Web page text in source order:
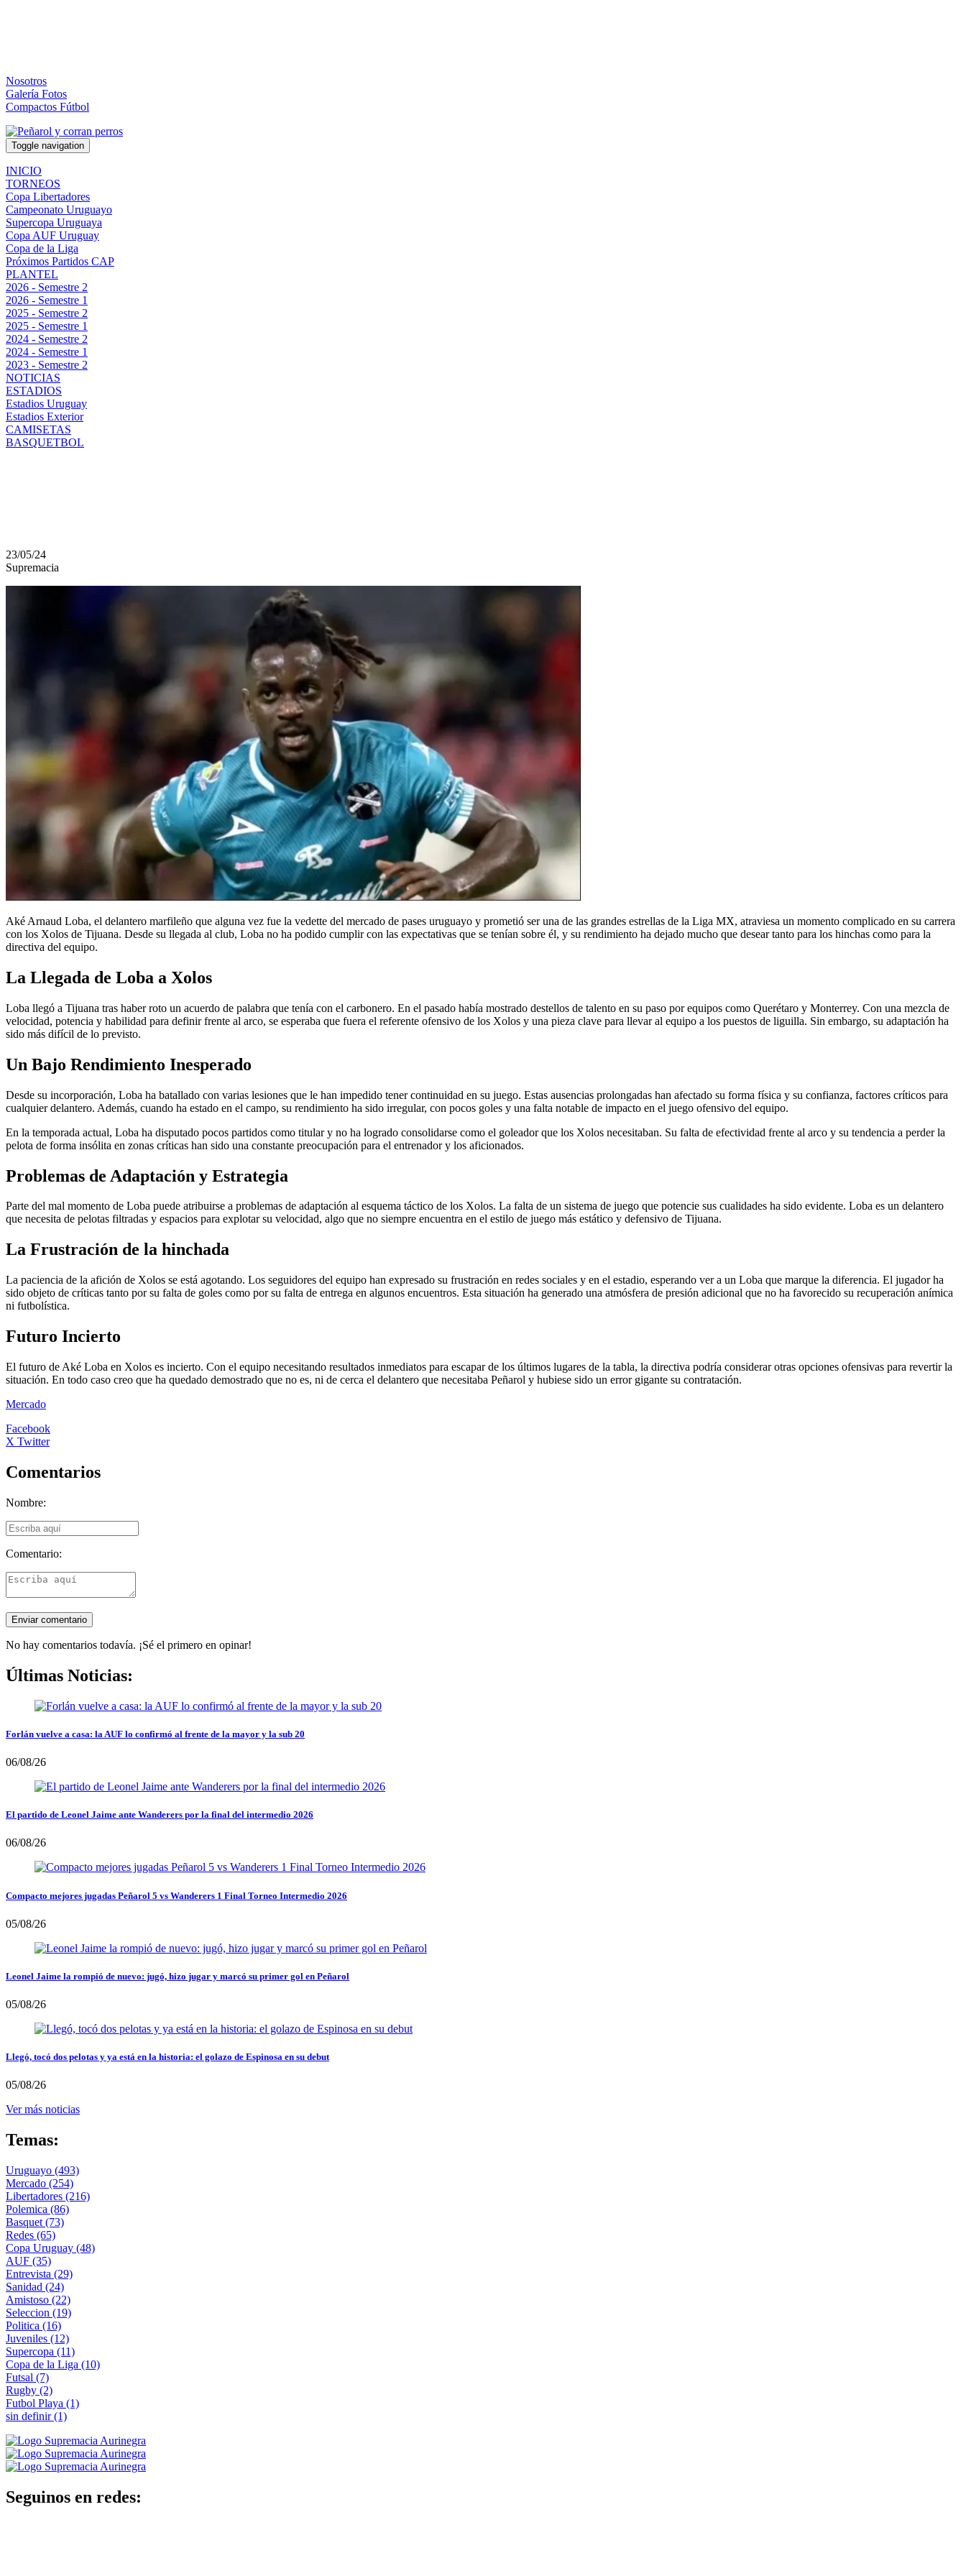
Nosotros
Galería Fotos
Compactos Fútbol
Toggle navigation
INICIO
TORNEOS
Copa Libertadores
Campeonato Uruguayo
Supercopa Uruguaya
Copa AUF Uruguay
Copa de la Liga
Próximos Partidos CAP
PLANTEL
2026 - Semestre 2
2026 - Semestre 1
2025 - Semestre 2
2025 - Semestre 1
2024 - Semestre 2
2024 - Semestre 1
2023 - Semestre 2
NOTICIAS
ESTADIOS
Estadios Uruguay
Estadios Exterior
CAMISETAS
BASQUETBOL
23/05/24
Supremacia
Aké Arnaud Loba, el delantero marfileño que alguna vez fue la vedette del mercado de pases uruguayo y prometió ser una de las grandes estrellas de la Liga MX, atraviesa un momento complicado en su carrera
con los Xolos de Tijuana. Desde su llegada al club, Loba no ha podido cumplir con las expectativas que se tenían sobre él, y su rendimiento ha dejado mucho que desear tanto para los hinchas como para la
directiva del equipo.
La Llegada de Loba a Xolos
Loba llegó a Tijuana tras haber roto un acuerdo de palabra que tenía con el carbonero. En el pasado había mostrado destellos de talento en su paso por equipos como Querétaro y Monterrey. Con una mezcla de
velocidad, potencia y habilidad para definir frente al arco, se esperaba que fuera el referente ofensivo de los Xolos y una pieza clave para llevar al equipo a los puestos de liguilla. Sin embargo, su adaptación ha
sido más difícil de lo previsto.
Un Bajo Rendimiento Inesperado
Desde su incorporación, Loba ha batallado con varias lesiones que le han impedido tener continuidad en su juego. Estas ausencias prolongadas han afectado su forma física y su confianza, factores críticos para
cualquier delantero. Además, cuando ha estado en el campo, su rendimiento ha sido irregular, con pocos goles y una falta notable de impacto en el juego ofensivo del equipo.
En la temporada actual, Loba ha disputado pocos partidos como titular y no ha logrado consolidarse como el goleador que los Xolos necesitaban. Su falta de efectividad frente al arco y su tendencia a perder la
pelota de forma insólita en zonas críticas han sido una constante preocupación para el entrenador y los aficionados.
Problemas de Adaptación y Estrategia
Parte del mal momento de Loba puede atribuirse a problemas de adaptación al esquema táctico de los Xolos. La falta de un sistema de juego que potencie sus cualidades ha sido evidente. Loba es un delantero
que necesita de pelotas filtradas y espacios para explotar su velocidad, algo que no siempre encuentra en el estilo de juego más estático y defensivo de Tijuana.
La Frustración de la hinchada
La paciencia de la afición de Xolos se está agotando. Los seguidores del equipo han expresado su frustración en redes sociales y en el estadio, esperando ver a un Loba que marque la diferencia. El jugador ha
sido objeto de críticas tanto por su falta de goles como por su falta de entrega en algunos encuentros. Esta situación ha generado una atmósfera de presión adicional que no ha favorecido su recuperación anímica
ni futbolística.
Futuro Incierto
El futuro de Aké Loba en Xolos es incierto. Con el equipo necesitando resultados inmediatos para escapar de los últimos lugares de la tabla, la directiva podría considerar otras opciones ofensivas para revertir la
situación. En todo caso creo que ha quedado demostrado que no es, ni de cerca el delantero que necesitaba Peñarol y hubiese sido un error gigante su contratación.
Mercado
Facebook
X Twitter
Comentarios
Nombre:
Comentario:
No hay comentarios todavía. ¡Sé el primero en opinar!
Últimas Noticias:
Forlán vuelve a casa: la AUF lo confirmó al frente de la mayor y la sub 20
06/08/26
El partido de Leonel Jaime ante Wanderers por la final del intermedio 2026
06/08/26
Compacto mejores jugadas Peñarol 5 vs Wanderers 1 Final Torneo Intermedio 2026
05/08/26
Leonel Jaime la rompió de nuevo: jugó, hizo jugar y marcó su primer gol en Peñarol
05/08/26
Llegó, tocó dos pelotas y ya está en la historia: el golazo de Espinosa en su debut
05/08/26
Ver más noticias
Temas:
Uruguayo (493)
Mercado (254)
Libertadores (216)
Polemica (86)
Basquet (73)
Redes (65)
Copa Uruguay (48)
AUF (35)
Entrevista (29)
Sanidad (24)
Amistoso (22)
Seleccion (19)
Politica (16)
Juveniles (12)
Supercopa (11)
Copa de la Liga (10)
Futsal (7)
Rugby (2)
Futbol Playa (1)
sin definir(1)
Seguinos en redes: